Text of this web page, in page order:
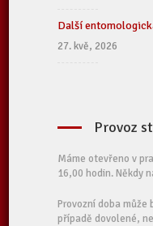
Další
27. kvě, 2026
Provoz
Máme otevřeno v
16,00 hodin. Někdy
Provozní doba může
případě dovolené,